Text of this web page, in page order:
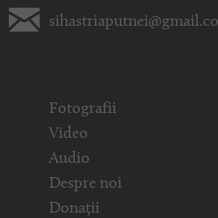
Fotografii
Video
Audio
Despre noi
Donații